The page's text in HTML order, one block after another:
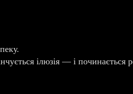
ілюзія — і починається